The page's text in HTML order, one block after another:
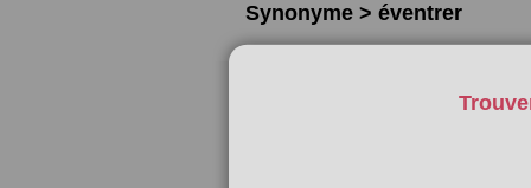
Synonyme > éventrer